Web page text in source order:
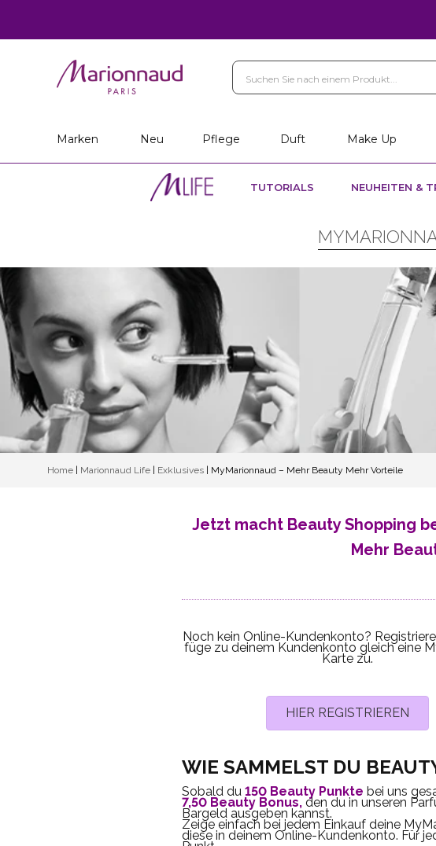
Marken Neu Pflege Duft Make Up
TUTORIALS NEUHEITEN &
Home | Marionnaud Life | Exklusives | MyMarionnaud – Mehr Beauty Mehr Vorteile
Jetzt macht Beauty Shopping
Mehr
Noch kein Online-Kundenkonto?
füge zu deinem Kundenkonto gleich eine
Karte zu.
HIER REGISTRIEREN
WIE SAMMELST DU
Sobald du 150 Beauty Punkte bei uns
7,50 Beauty Bonus, den du in unseren
Bargeld ausgeben kannst.
Zeige einfach bei jedem Einkauf deine
diese in deinem Online-Kundenkonto. Für